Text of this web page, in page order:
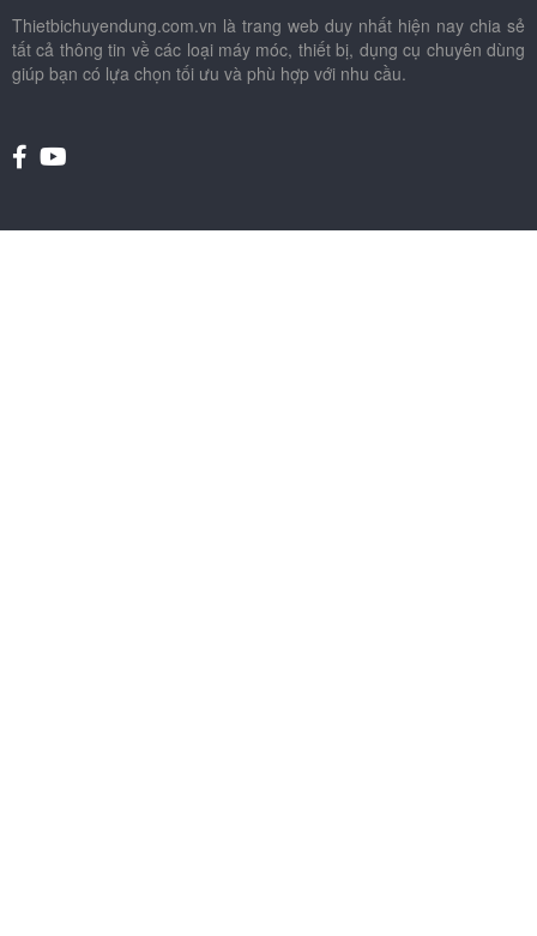
Thietbichuyendung.com.vn là trang web duy nhất hiện nay chia sẻ
tất cả thông tin về các loại máy móc, thiết bị, dụng cụ chuyên dùng
giúp bạn có lựa chọn tối ưu và phù hợp với nhu cầu.